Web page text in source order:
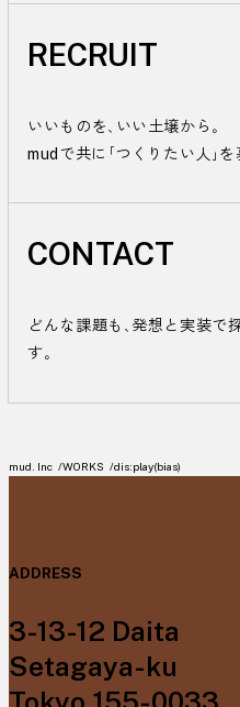
RECRUIT
いいものを、いい土壌から。
mudで共に「つくりたい人」を
CONTACT
どんな課題も、発想と実装で
す。
mud. Inc WORKS dis:play(bias)
ADDRESS
3-13-12 Daita
Setagaya-ku